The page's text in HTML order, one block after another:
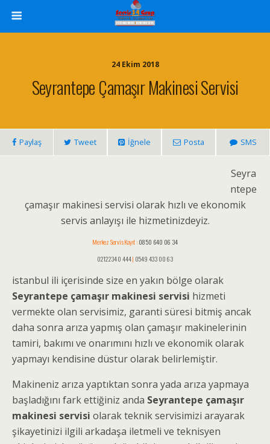
24 Ekim 2018
Seyrantepe Çamaşır Makinesi Servisi
Paylaş Tweet İğnele Posta SMS
Seyra
ntepe
çamaşır makinesi servisi olarak hızlı ve ekonomik
servis anlayışı ile hizmetinizdeyiz.
Merkez Servis Kayıt :0850 640 06 34
0212 234 0 444| 0549 433 00 63
istanbul ili içerisinde size en yakın bölge olarak
Seyrantepe çamaşır makinesi servisi hizmeti
vermekte olan servisimiz, garanti süresi bitmiş ancak
daha sonra arıza yapmış olan çamaşır makinelerinin
tamiri, bakımı ve onarımını hızlı ve ekonomik olarak
yapmayı kendisine düstur olarak belirlemiştir.
Makineniz arıza yaptıktan sonra yada arıza yapmaya
başladığını fark ettiğiniz anda Seyrantepe çamaşır
makinesi servisi olarak teknik servisimizi arayarak
şikayetinizi ilgili arkadaşa iletmeli ve teknisyen